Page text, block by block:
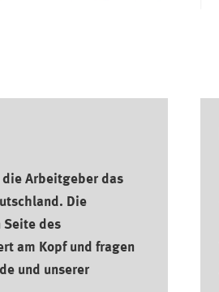
Arbeitgeber das
Die
des
am Kopf und fragen
und unserer